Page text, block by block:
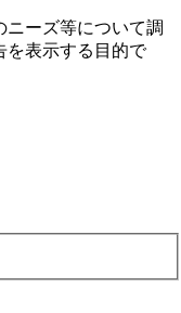
ニーズ等について調
を表⽰する⽬的で